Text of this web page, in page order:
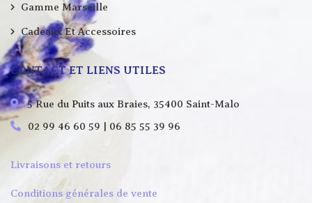
Gamme Marseille
Cadeaux Et Accessoires
CONTACT ET LIENS UTILES
5 Rue du Puits aux Braies, 35400 Saint-Malo
02 99 46 60 59 | 06 85 55 39 96
Livraisons et retours
Conditions générales de vente